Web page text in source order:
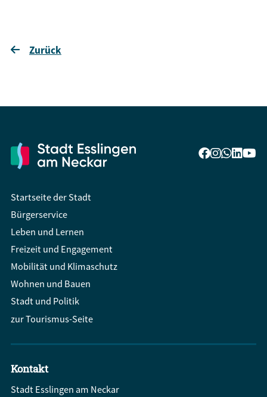
Zurück
Startseite der Stadt
Bürgerservice
Leben und Lernen
Freizeit und Engagement
Mobilität und Klimaschutz
Wohnen und Bauen
Stadt und Politik
zur Tourismus-Seite
Kontakt
Stadt Esslingen am Neckar